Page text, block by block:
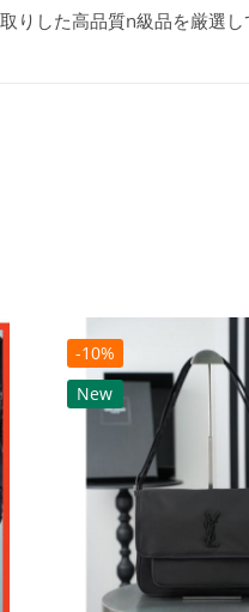
りした高品質n級品を厳選
-10%
New